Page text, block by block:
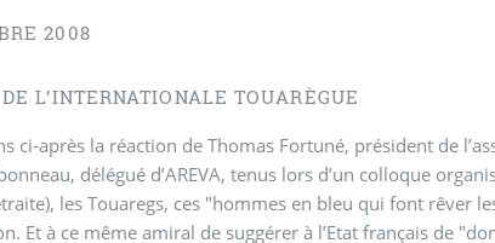
2008
L’INTERNATIONALE TOUARÈGUE
ci-après la réaction de Thomas Fortuné, président de
délégué d’AREVA, tenus lors d’un colloque
les Touaregs, ces "hommes en bleu qui font rêver
Et à ce même amiral de suggérer à l’Etat français de